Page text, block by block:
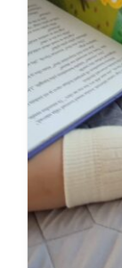
varianti.
Valikuid
saab
teha
tootelehel.